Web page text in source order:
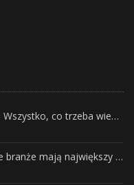
Sprzedaż udziałów w spółce jawnej - Wszystko, co trzeba wiedzieć.
Własna firma chodzi Ci po głowie? Te branże mają największy potencjał rozwoju